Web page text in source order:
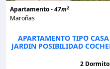
Apartamento -47m2
Maroñas
APARTAMENTO TIPO
JARDIN POSIBILIDAD
2